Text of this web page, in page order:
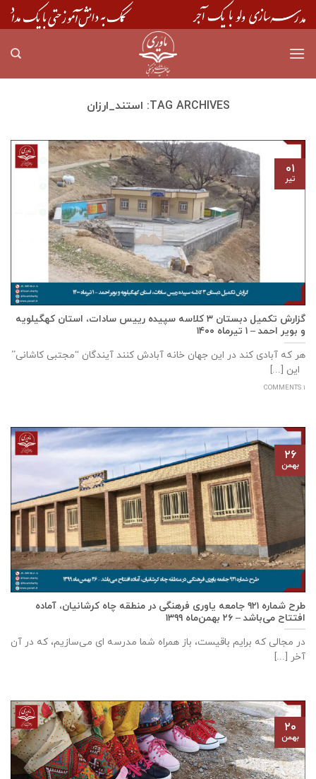
Skip
to
TAG ARCHIVES: استند_ارزان
گزارش تکمیل دبستان ۳ کلاسه سپيده رييس سادات، استان كهگيلويه
و بوير احمد – ۱ تیرماه ۱۴۰۰
هر که آبادی کند در این جهان خانه آبادش کنند آیندگان “مجتبی کاشانی”
این [...]
1 COMMENTS
۰۱
تیر
طرح شماره ۹۲۱ جامعه ياوری فرهنگی در منطقه چاه کرشانیان، آماده
افتتاح می‌باشد – ۲۶ بهمن‌ماه ۱۳۹۹
در مجالی که برایم باقیست، باز همراه شما مدرسه ای می‌سازیم، که در آن
آخر [...]
۲۶
بهمن
۲۰
بهمن